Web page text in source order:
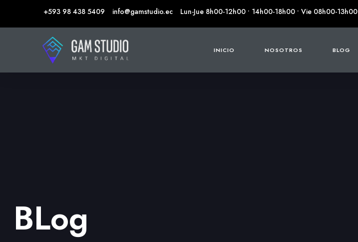
+593 98 438 5409 info@gamstudio.ec Lun-Jue 8h00-12h00 • 14h00-18h00 • Vie 08h00-13h00
INICIO NOSOTROS BLOG
BLog